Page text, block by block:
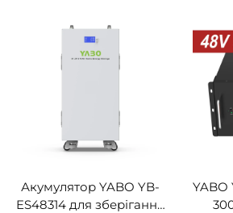
накопичення енергії для
побутового
використання
на
Акумулятор YABO YB-
ES48314 для зберігання
YABO